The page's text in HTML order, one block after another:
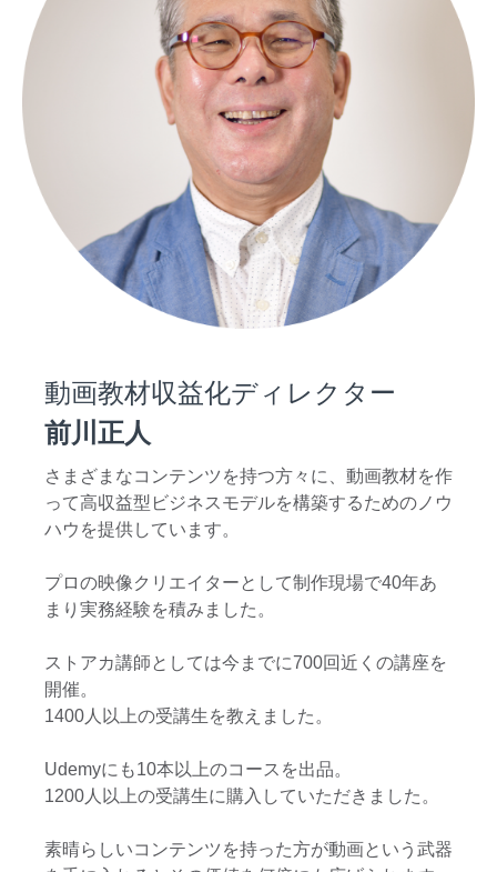
動画教材収益化ディレクター
前川正人
さまざまなコンテンツを持つ方々に、動画教材を作
って高収益型ビジネスモデルを構築するためのノウ
ハウを提供しています。
プロの映像クリエイターとして制作現場で40年あ
まり実務経験を積みました。
ストアカ講師としては今までに700回近くの講座を
開催。
1400人以上の受講生を教えました。
Udemyにも10本以上のコースを出品。
1200人以上の受講生に購入していただきました。
素晴らしいコンテンツを持った方が動画という武器